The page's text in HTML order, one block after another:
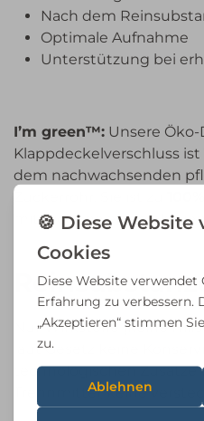
Nach dem
Optimale Aufnahme
Unterstützung bei
I’m green™: Unsere Öko-
Klappdeckelverschluss ist
dem nachwachsenden
mit Biogena einen
Nur Wirkstoffe (keine
laut Gesetz keine
technologischen
Trennmittel, keine